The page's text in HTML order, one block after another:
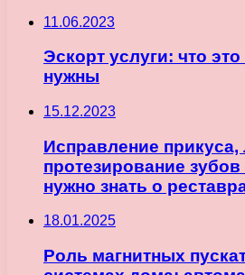
11.06.2023
Эскорт услуги: что
нужны
15.12.2023
Исправление прикуса,
протезирование
нужно знать о
18.01.2025
Роль магнитных